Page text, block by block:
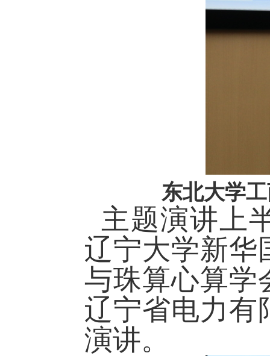
东北大学
主题演讲上
辽宁大学新华
与珠算心算学
辽宁省电力有
演讲。